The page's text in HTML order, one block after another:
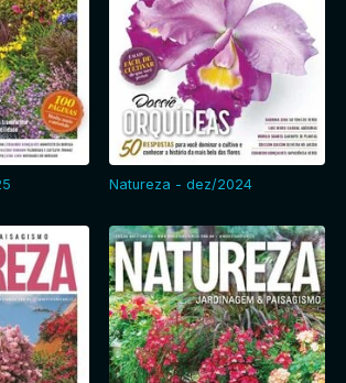
Natureza - dez/2024